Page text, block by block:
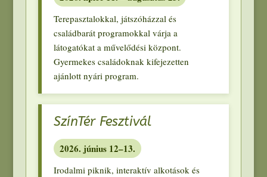
Terepasztalokkal, játszóházzal és
családbarát programokkal várja a
látogatókat a művelődési központ.
Gyermekes családoknak kifejezetten
ajánlott nyári program.
SzínTér Fesztivál
2026. június 12–13.
Irodalmi piknik, interaktív alkotások és